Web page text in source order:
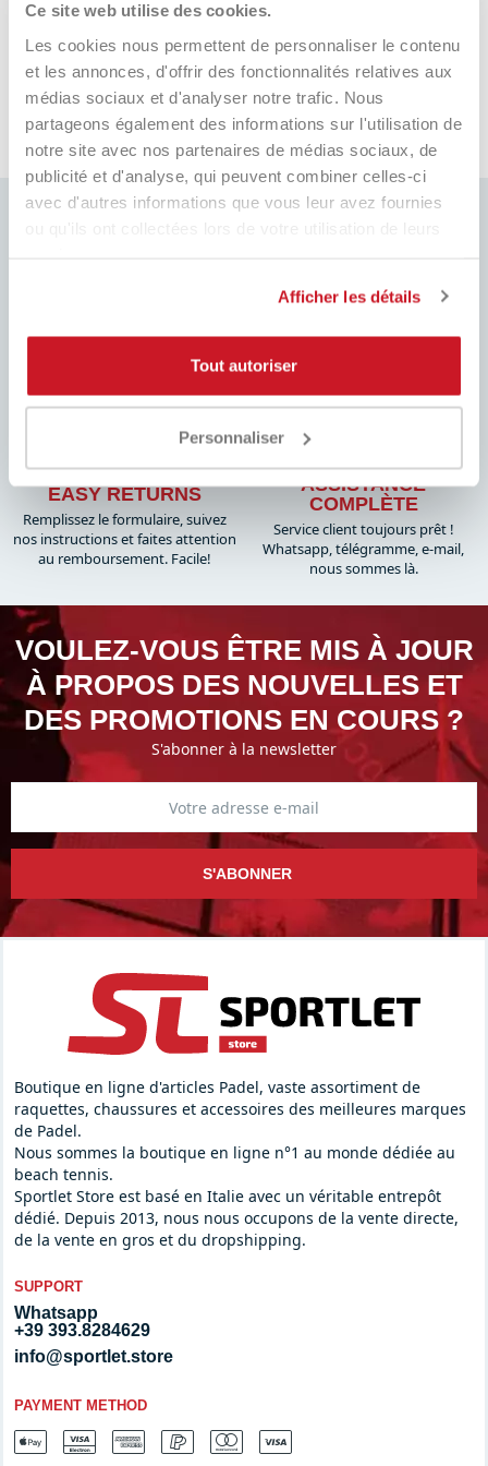
Ce site web utilise des cookies.
Les cookies nous permettent de personnaliser le contenu
et les annonces, d'offrir des fonctionnalités relatives aux
médias sociaux et d'analyser notre trafic. Nous
partageons également des informations sur l'utilisation de
notre site avec nos partenaires de médias sociaux, de
publicité et d'analyse, qui peuvent combiner celles-ci
avec d'autres informations que vous leur avez fournies
Afficher les détails
Tout autoriser
Personnaliser
gentili e disponibilissimi. Grazie mille.
2 giorni fa
Pausa
Dans le monde entier, avec suivi
MEILLEUR PRIX
marché et de nombreuses
EASY RETURNS
Remplissez le formulaire, suivez
nos instructions et faites attention
au remboursement. Facile!
ASSISTANCE
COMPLÈTE
Service client toujours prêt !
Whatsapp, télégramme, e-mail,
nous sommes là.​
VOULEZ-VOUS ÊTRE MIS À JOUR
À PROPOS DES NOUVELLES ET
DES PROMOTIONS EN COURS ?
S'abonner à la newsletter
S'ABONNER
Boutique en ligne d'articles Padel, vaste assortiment de
raquettes, chaussures et accessoires des meilleures marques
de Padel.
Nous sommes la boutique en ligne n°1 au monde dédiée au
beach tennis.
Sportlet Store est basé en Italie avec un véritable entrepôt
dédié. Depuis 2013, nous nous occupons de la vente directe,
de la vente en gros et du dropshipping.
SUPPORT
Whatsapp
+39 393.8284629
info@sportlet.store
PAYMENT METHOD